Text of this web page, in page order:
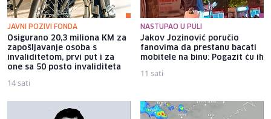
JAVNI POZIVI FONDA
Osigurano 20,3 miliona KM za
zapošljavanje osoba s
invaliditetom, prvi put i za
one sa 50 posto invaliditeta
14 sati
NASTUPAO U PULI
Jakov Jozinović poručio
fanovima da prestanu bacati
mobitele na binu: Pogazit ću ih
11 sati